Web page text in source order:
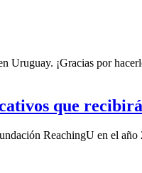
Uruguay. ¡Gracias por
que
ReachingU en el año